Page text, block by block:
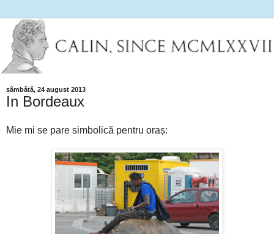
sâmbătă, 24 august 2013
In Bordeaux
Mie mi se pare simbolică pentru oraș: